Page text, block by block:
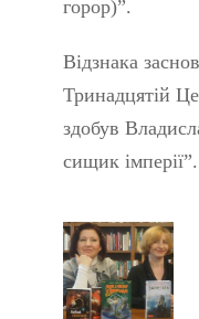
горор)”.
Відзнака
Тринадцятій
здобув
сищик імперії”.